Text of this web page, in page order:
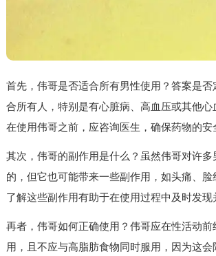
首先，伟哥是否适合所有男性使用？答案是
合所有人，特别是有心脏病、高血压或其他心
在使用伟哥之前，应咨询医生，确保药物的安
其次，伟哥的副作用是什么？虽然伟哥对许多
的，但它也可能带来一些副作用，如头痛、脸
了解这些副作用有助于在使用过程中及时发现
再者，伟哥如何正确使用？伟哥应在性活动前
用，且不应与高脂肪食物同时服用，因为这